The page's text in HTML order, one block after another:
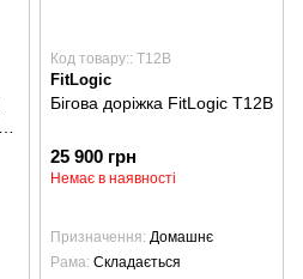
Код товару:: T12B
FitLogic
Бігова доріжка FitLogic T12B
25 900 грн
Немає в наявності
Призначення Домашнє
Рама Складається